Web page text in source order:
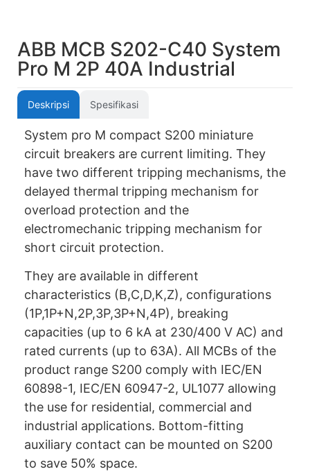
ABB MCB S202-C40 System
Pro M 2P 40A Industrial
Deskripsi Spesifikasi
System pro M compact S200 miniature
circuit breakers are current limiting. They
have two different tripping mechanisms, the
delayed thermal tripping mechanism for
overload protection and the
electromechanic tripping mechanism for
short circuit protection.
They are available in different
characteristics (B,C,D,K,Z), configurations
(1P,1P+N,2P,3P,3P+N,4P), breaking
capacities (up to 6 kA at 230/400 V AC) and
rated currents (up to 63A). All MCBs of the
product range S200 comply with IEC/EN
60898-1, IEC/EN 60947-2, UL1077 allowing
the use for residential, commercial and
industrial applications. Bottom-fitting
auxiliary contact can be mounted on S200
to save 50% space.